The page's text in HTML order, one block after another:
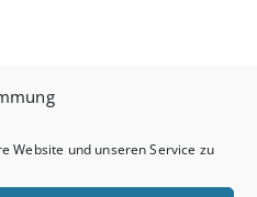
Website und unseren Service zu